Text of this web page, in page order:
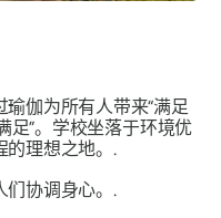
伽为所有人带来“满足
足”。学校坐落于环境优
的理想之地。.
们协调身心。.